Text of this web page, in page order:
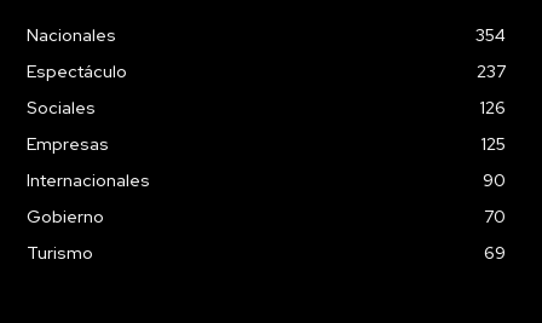
Nacionales
354
Espectáculo
237
Sociales
126
Empresas
125
Internacionales
90
Gobierno
70
Turismo
69